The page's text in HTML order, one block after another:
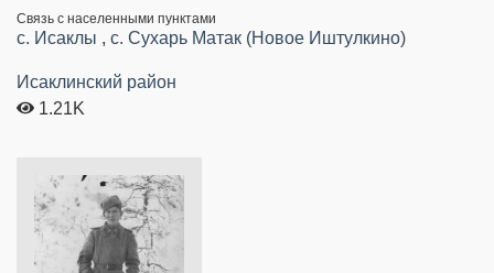
Связь с населенными пунктами
c. Исаклы , c. Сухарь Матак (Новое Иштулкино)
Исаклинский район
1.21K